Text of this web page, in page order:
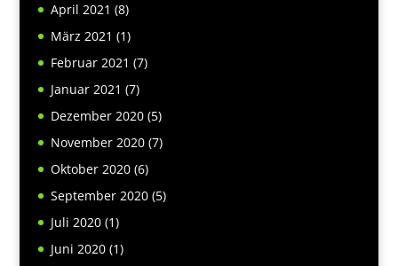
April 2021 (8)
März 2021 (1)
Februar 2021 (7)
Januar 2021 (7)
Dezember 2020(5)
November 2020(7)
Oktober 2020(6)
September 2020(5)
Juli 2020(1)
Juni 2020(1)